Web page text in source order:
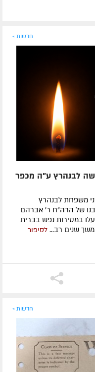
חדשות »
לבנהרץ ע"ה מכפר
משפחת לבנהרץ
של הרה"ח ר' אברהם
במסירות נפש בברית
שנים רב... לסיפור
חדשות »